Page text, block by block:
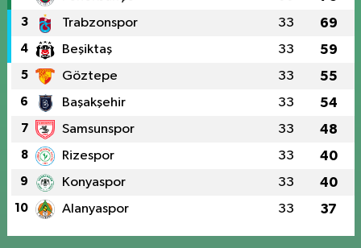
3 Trabzonspor 33 69
4 Beşiktaş 33 59
5 Göztepe 33 55
6 Başakşehir 33 54
7 Samsunspor 33 48
8 Rizespor 33 40
9 Konyaspor 33 40
10 Alanyaspor 33 37